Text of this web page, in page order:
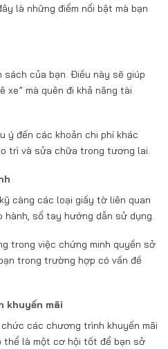
là những điểm nổi bật mà bạn
của bạn. Điều này sẽ giúp
xe” mà quên đi khả năng tài
ý đến các khoản chi phí khác
trì và sửa chữa trong tương lai.
càng các loại giấy tờ liên quan
hành, sổ tay hướng dẫn sử dụng.
trong việc chứng minh quyền sở
trong trường hợp có vấn đề
khuyến mãi
các chương trình khuyến mãi
thể là một cơ hội tốt để bạn sở